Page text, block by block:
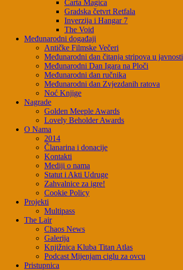
Carta Magica
Gradska četvrt Retfala
Inverzija i Hangar 7
The Void
Međunarodni događaji
Antičke Filmske Večeri
Međunarodni dan čitanja stripova u javnosti
Međunarodni Dan Igara na Ploči
Međunarodni dan ručnika
Međunarodni dan Zvjezdanih ratova
Noć Knjige
Nagrade
Golden Meeple Awards
Lovely Beholder Awards
O Nama
2014
Članarina i donacije
Kontakti
Mediji o nama
Statut i Akti Udruge
Zahvalnice za igre!
Cookie Policy
Projekti
Multipass
The Lair
Chaos News
Galerija
Knjižnica Kluba Titan Atlas
Podcast Mijenjam ciglu za ovcu
Pristupnica